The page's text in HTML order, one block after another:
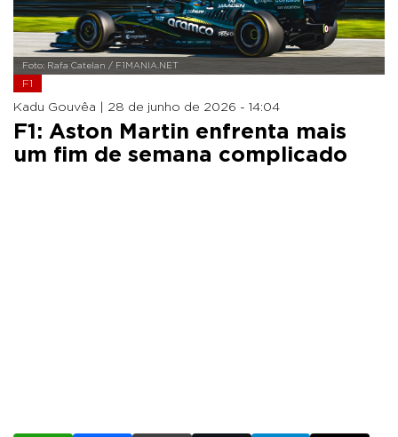
Foto: Rafa Catelan / F1MANIA.NET
F1
Kadu Gouvêa | 28 de junho de 2026 - 14:04
F1: Aston Martin enfrenta mais
um fim de semana complicado